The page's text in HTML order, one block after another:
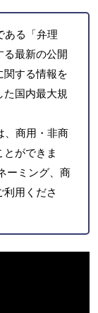
ある「弁理
る最新の公開
関する情報を
た国内最大規
、商用・非商
ができま
ーミング、商
用くださ